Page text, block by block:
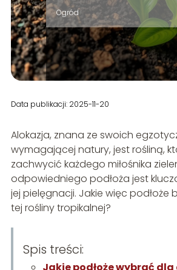
Ogród
Data publikacji: 2025-11-20
Alokazja, znana ze swoich
wymagającej natury, jest rośliną,
zachwycić każdego miłośnika
odpowiedniego podłoża jest
jej pielęgnacji. Jakie więc podłoże
tej rośliny tropikalnej?
Spis treści:
Jakie podłoże wybrać